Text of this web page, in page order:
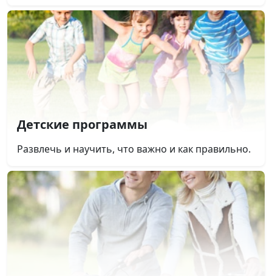
Детские программы
Развлечь и научить, что важно и как правильно.